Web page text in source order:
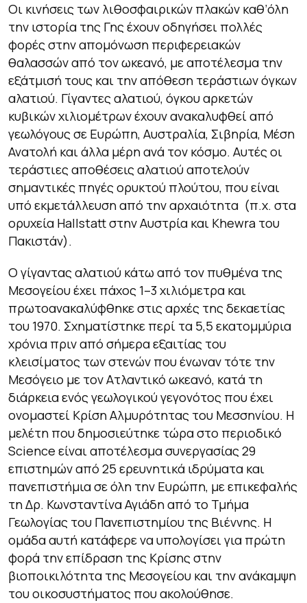
Οι κινήσεις των λιθοσφαιρικών πλακών καθ’όλη
την ιστορία της Γης έχουν οδηγήσει πολλές
φορές στην απομόνωση περιφερειακών
θαλασσών από τον ωκεανό, με αποτέλεσμα την
εξάτμισή τους και την απόθεση τεράστιων όγκων
αλατιού. Γίγαντες αλατιού, όγκου αρκετών
κυβικών χιλιομέτρων έχουν ανακαλυφθεί από
γεωλόγους σε Ευρώπη, Αυστραλία, Σιβηρία, Μέση
Ανατολή και άλλα μέρη ανά τον κόσμο. Αυτές οι
τεράστιες αποθέσεις αλατιού αποτελούν
σημαντικές πηγές ορυκτού πλούτου, που είναι
υπό εκμετάλλευση από την αρχαιότητα (π.χ. στα
ορυχεία Hallstatt στην Αυστρία και Khewra του
Πακιστάν).
Ο γίγαντας αλατιού κάτω από τον πυθμένα της
Μεσογείου έχει πάχος 1–3 χιλιόμετρα και
πρωτοανακαλύφθηκε στις αρχές της δεκαετίας
του 1970. Σχηματίστηκε περί τα 5,5 εκατομμύρια
χρόνια πριν από σήμερα εξαιτίας του
κλεισίματος των στενών που ένωναν τότε την
Μεσόγειο με τον Ατλαντικό ωκεανό, κατά τη
διάρκεια ενός γεωλογικού γεγονότος που έχει
ονομαστεί Κρίση Αλμυρότητας του Μεσσηνίου. Η
μελέτη που δημοσιεύτηκε τώρα στο περιοδικό
Science είναι αποτέλεσμα συνεργασίας 29
επιστημών από 25 ερευνητικά ιδρύματα και
πανεπιστήμια σε όλη την Ευρώπη, με επικεφαλής
τη Δρ. Κωνσταντίνα Αγιάδη από το Τμήμα
Γεωλογίας του Πανεπιστημίου της Βιέννης. Η
ομάδα αυτή κατάφερε να υπολογίσει για πρώτη
φορά την επίδραση της Κρίσης στην
βιοποικιλότητα της Μεσογείου και την ανάκαμψη
του οικοσυστήματος που ακολούθησε.